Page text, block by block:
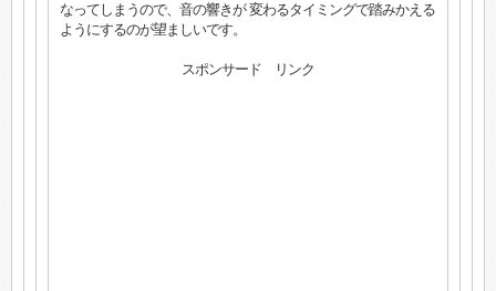
なってしまうので、音の響きが 変わるタイミングで踏みかえる
ようにするのが望ましいです。
スポンサード リンク